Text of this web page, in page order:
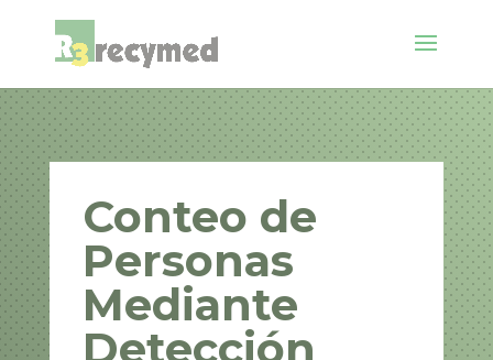
Conteo de
Personas
Mediante
Detección